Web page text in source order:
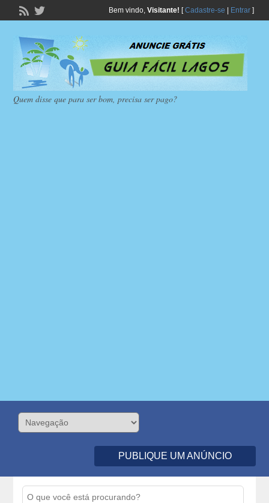
Bem vindo, Visitante! [Cadastre-se Entrar]
Quem disse que para ser bom, precisa ser pago?
PUBLIQUE UM ANÚNCIO